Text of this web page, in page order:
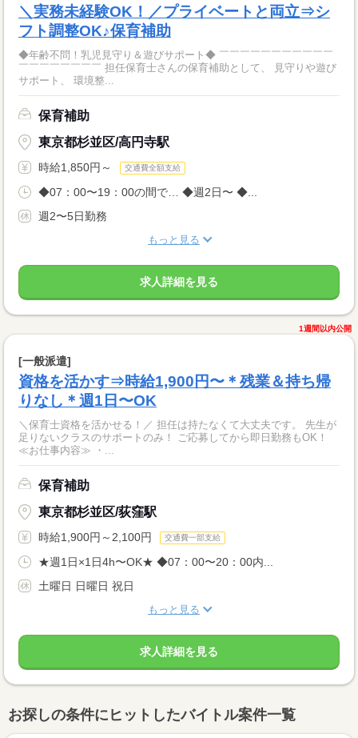
＼実務未経験OK！／プライベートと両立⇒シ
フト調整OK♪保育補助
◆年齢不問！乳児見守り＆遊びサポート◆ ￣￣￣￣￣￣￣￣￣￣￣
￣￣￣￣￣￣￣￣ 担任保育士さんの保育補助として、 見守りや遊び
サポート、 環境整...
保育補助
東京都杉並区/高円寺駅
時給1,850円～ 交通費全額支給
◆07：00〜19：00の間で… ◆週2日〜 ◆...
週2〜5日勤務
もっと見る
求人詳細を見る
1週間以内公開
[一般派遣]
資格を活かす⇒時給1,900円〜＊残業＆持ち帰
りなし＊週1日〜OK
＼保育士資格を活かせる！／ 担任は持たなくて大丈夫です。 先生が
足りないクラスのサポートのみ！ ご応募してから即日勤務もOK！
≪お仕事内容≫ ・...
保育補助
東京都杉並区/荻窪駅
時給1,900円～2,100円 交通費一部支給
★週1日×1日4h〜OK★ ◆07：00〜20：00内...
土曜日 日曜日 祝日
もっと見る
求人詳細を見る
お探しの条件にヒットしたバイトル案件一覧